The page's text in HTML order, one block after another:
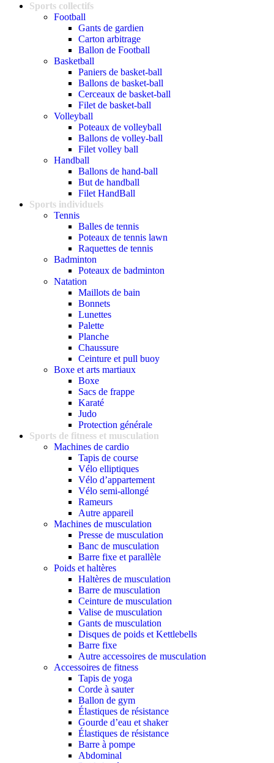
Sports collectifs
Football
Gants de gardien
Carton arbitrage
Ballon de Football
Basketball
Paniers de basket-ball
Ballons de basket-ball
Cerceaux de basket-ball
Filet de basket-ball
Volleyball
Poteaux de volleyball
Ballons de volley-ball
Filet volley ball
Handball
Ballons de hand-ball
But de handball
Filet HandBall
Sports individuels
Tennis
Balles de tennis
Poteaux de tennis lawn
Raquettes de tennis
Badminton
Poteaux de badminton
Natation
Maillots de bain
Bonnets
Lunettes
Palette
Planche
Chaussure
Ceinture et pull buoy
Boxe et arts martiaux
Boxe
Sacs de frappe
Karaté
Judo
Protection générale
Sports de fitness et musculation
Machines de cardio
Tapis de course
Vélo elliptiques
Vélo d’appartement
Vélo semi-allongé
Rameurs
Autre appareil
Machines de musculation
Presse de musculation
Banc de musculation
Barre fixe et parallèle
Poids et haltères
Haltères de musculation
Barre de musculation
Ceinture de musculation
Valise de musculation
Gants de musculation
Disques de poids et Kettlebells
Barre fixe
Autre accessoires de musculation
Accessoires de fitness
Tapis de yoga
Corde à sauter
Ballon de gym
Élastiques de résistance
Gourde d’eau et shaker
Élastiques de résistance
Barre à pompe
Abdominal